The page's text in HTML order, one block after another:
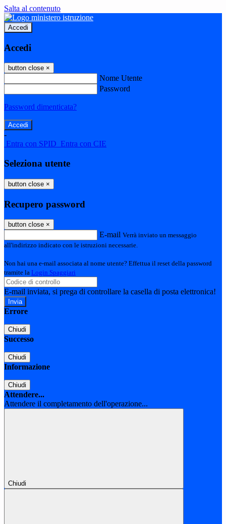
Salta al contenuto
Accedi
Accedi
button close ×
Nome Utente
Password
Password dimenticata?
-
Entra con SPID Entra con CIE
Seleziona utente
button close ×
Recupero password
button close ×
E-mail Verrà inviato un messaggio
all'indirizzo indicato con le istruzioni necessarie.
Non hai una e-mail associata al nome utente? Effettua il reset della password
tramite la Login Spaggiari
E-mail inviata, si prega di controllare la casella di posta elettronica!
Errore
Chiudi
Successo
Chiudi
Informazione
Chiudi
Attendere...
Attendere il completamento dell'operazione...
Chiudi